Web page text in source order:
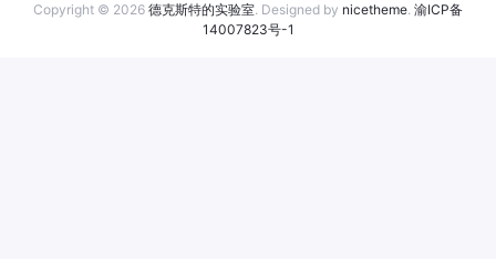
Copyright © 2026 德克斯特的实验室. Designed by nicetheme. 渝ICP备
14007823号-1